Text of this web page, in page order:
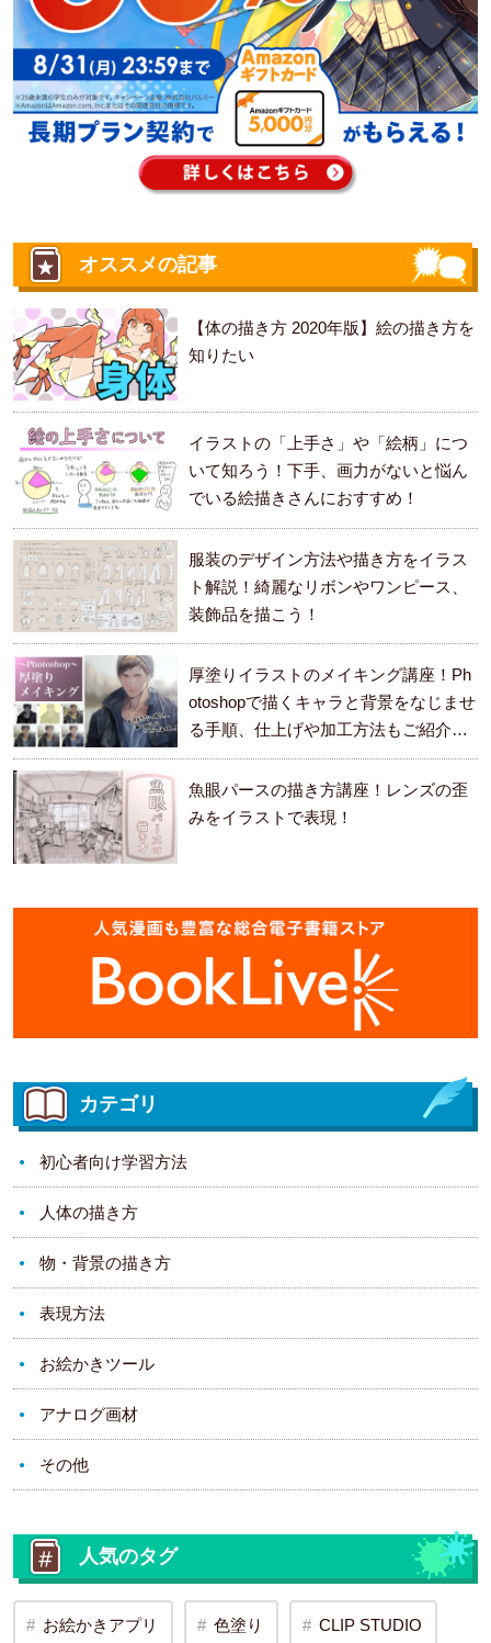
オススメの記事
【体の描き方 2020年版】絵の描き方を
知りたい
イラストの「上手さ」や「絵柄」につ
いて知ろう！下手、画力がないと悩ん
でいる絵描きさんにおすすめ！
服装のデザイン方法や描き方をイラス
ト解説！綺麗なリボンやワンピース、
装飾品を描こう！
厚塗りイラストのメイキング講座！Ph
otoshopで描くキャラと背景をなじませ
る手順、仕上げや加工方法もご紹介し
ます。
魚眼パースの描き方講座！レンズの歪
みをイラストで表現！
カテゴリ
初心者向け学習方法
人体の描き方
物・背景の描き方
表現方法
お絵かきツール
アナログ画材
その他
人気のタグ
お絵かきアプリ 色塗り CLIP STUDIO